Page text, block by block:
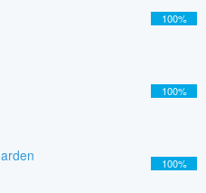
100%
100%
100%